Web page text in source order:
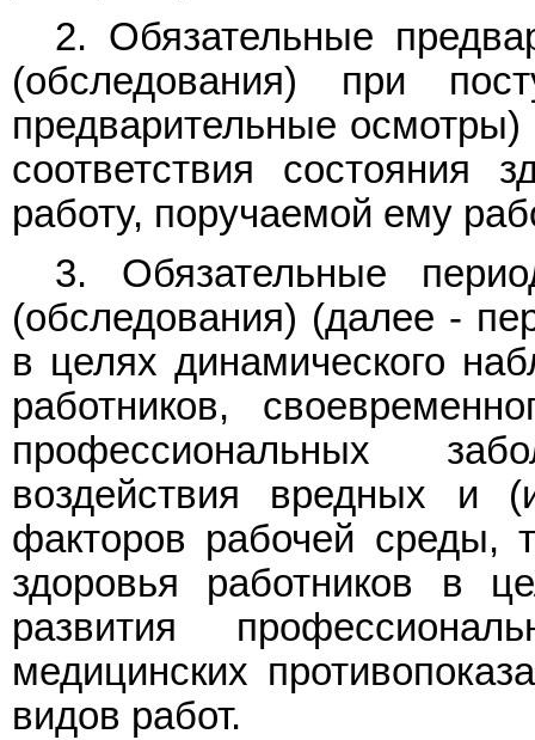
2. Обязательные
(обследования) при
предварительные
соответствия состояния
работу, поручаемой ему
3. Обязательные
(обследования) (далее -
в целях динамического
работников,
профессиональных
воздействия вредных и
факторов рабочей среды,
здоровья работников в
развития
медицинских
видов работ.